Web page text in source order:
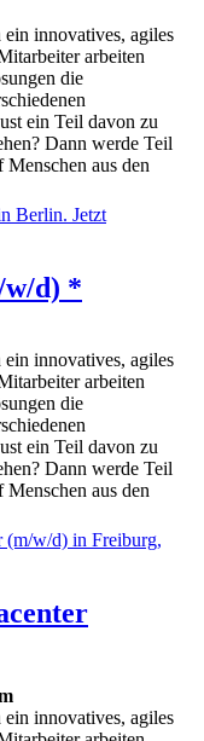
innovatives, agiles
arbeiten
die
ein Teil davon zu
Dann werde Teil
aus den
w/d) *
innovatives, agiles
arbeiten
die
ein Teil davon zu
Dann werde Teil
aus den
innovatives, agiles